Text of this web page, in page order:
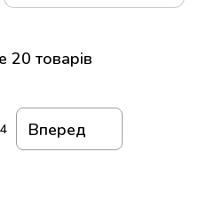
20 товарів
Вперед